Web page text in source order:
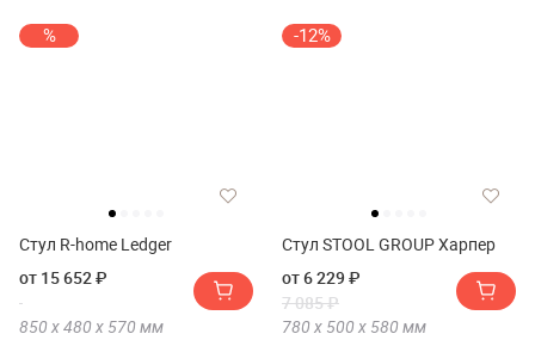
%
Стул R-home Ledger
от 15 652 ₽
850 х480 х 570 мм
-12%
Стул STOOL GROUP Харпер
от 6 229 ₽
7 085 ₽
780 х 500 х 580 мм